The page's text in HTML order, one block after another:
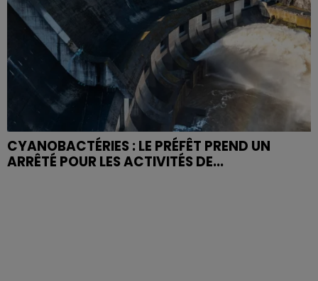
CYANOBACTÉRIES : LE PRÉFÊT PREND UN
ARRÊTÉ POUR LES ACTIVITÉS DE...